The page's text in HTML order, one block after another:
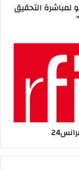
لمباشرة التحقيق